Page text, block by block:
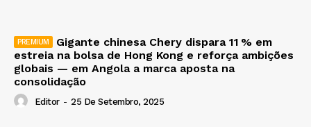
Gigante chinesa Chery dispara 11 % em
estreia na bolsa de Hong Kong e reforça ambições
globais — em Angola a marca aposta na
consolidação
Editor - 25 De Setembro, 2025